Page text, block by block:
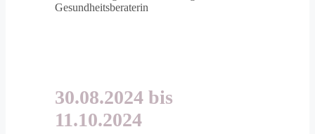
Gesundheitsberaterin
30.08.2024 bis
11.10.2024